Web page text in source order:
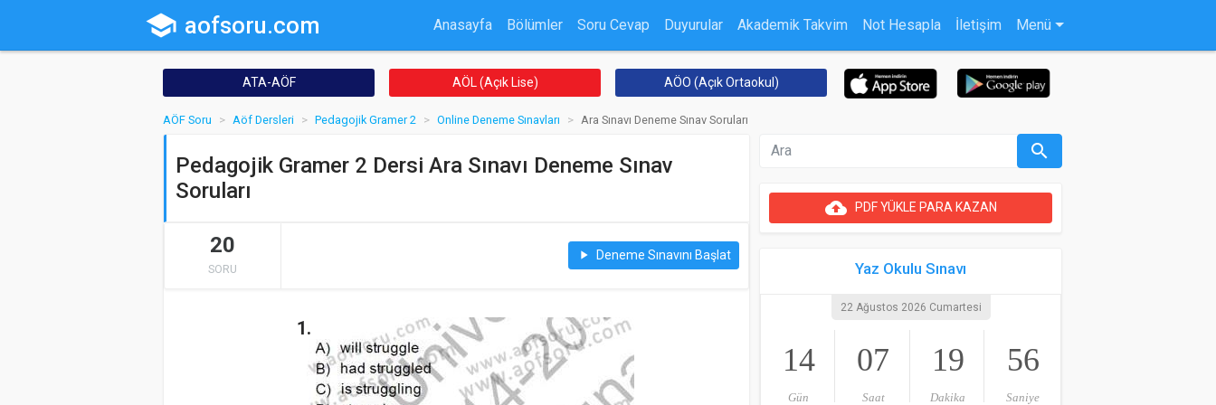
school aofsoru.com Anasayfa Bölümler Soru Cevap Duyurular Akademik Takvim Not Hesapla İletişim Menü
ATA-AÖF AÖL (Açık Lise) AÖO (Açık Ortaokul)
AÖF Soru Aöf Dersleri Pedagojik Gramer 2 Online Deneme Sınavları Ara Sınavı Deneme Sınav Soruları
Pedagojik Gramer 2 Dersi Ara Sınavı Deneme Sınav
Soruları
20
SORU
play_arrow Deneme Sınavını Başlat
1.
search
cloud_uploadPDF YÜKLE PARA KAZAN
Yaz Okulu Sınavı
22 Ağustos 2026 Cumartesi
14
Gün
07
Saat
19
Dakika
55
Saniye